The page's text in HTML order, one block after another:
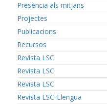
Presència als mitjans
Projectes
Publicacions
Recursos
Revista LSC
Revista LSC
Revista LSC
Revista LSC-Llengua